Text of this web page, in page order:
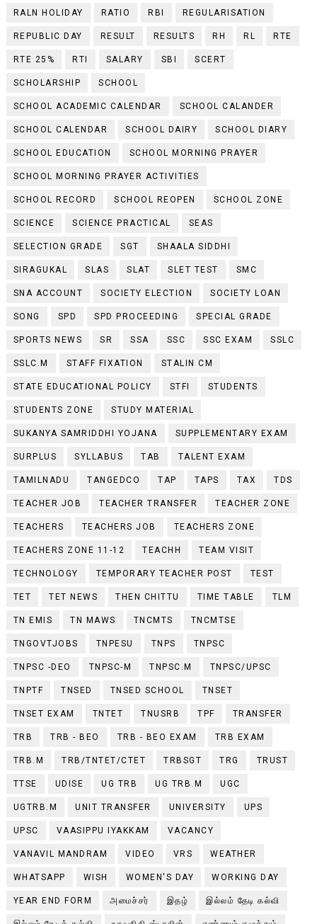
RALN HOLIDAY RATIO RBI REGULARISATION
REPUBLIC DAY RESULT RESULTS RH RL RTE
RTE 25% RTI SALARY SBI SCERT
SCHOLARSHIP SCHOOL
SCHOOL ACADEMIC CALENDAR SCHOOL CALANDER
SCHOOL CALENDAR SCHOOL DAIRY SCHOOL DIARY
SCHOOL EDUCATION SCHOOL MORNING PRAYER
SCHOOL MORNING PRAYER ACTIVITIES
SCHOOL RECORD SCHOOL REOPEN SCHOOL ZONE
SCIENCE SCIENCE PRACTICAL SEAS
SELECTION GRADE SGT SHAALA SIDDHI
SIRAGUKAL SLAS SLAT SLET TEST SMC
SNA ACCOUNT SOCIETY ELECTION SOCIETY LOAN
SONG SPD SPD PROCEEDING SPECIAL GRADE
SPORTS NEWS SR SSA SSC SSC EXAM SSLC
SSLC.M STAFF FIXATION STALIN CM
STATE EDUCATIONAL POLICY STFI STUDENTS
STUDENTS ZONE STUDY MATERIAL
SUKANYA SAMRIDDHI YOJANA SUPPLEMENTARY EXAM
SURPLUS SYLLABUS TAB TALENT EXAM
TAMILNADU TANGEDCO TAP TAPS TAX TDS
TEACHER JOB TEACHER TRANSFER TEACHER ZONE
TEACHERS TEACHERS JOB TEACHERS ZONE
TEACHERS ZONE 11-12 TEACHH TEAM VISIT
TECHNOLOGY TEMPORARY TEACHER POST TEST
TET TET NEWS THEN CHITTU TIME TABLE TLM
TN EMIS TN MAWS TNCMTS TNCMTSE
TNGOVTJOBS TNPESU TNPS TNPSC
TNPSC -DEO TNPSC-M TNPSC.M TNPSC/UPSC
TNPTF TNSED TNSED SCHOOL TNSET
TNSET EXAM TNTET TNUSRB TPF TRANSFER
TRB TRB - BEO TRB - BEO EXAM TRB EXAM
TRB.M TRB/TNTET/CTET TRBSGT TRG TRUST
TTSE UDISE UG TRB UG TRB.M UGC
UGTRB.M UNIT TRANSFER UNIVERSITY UPS
UPSC VAASIPPU IYAKKAM VACANCY
VANAVIL MANDRAM VIDEO VRS WEATHER
WHATSAPP WISH WOMEN'S DAY WORKING DAY
YEAR END FORM அமைச்சர் இதழ் இல்லம் தேடி கல்வி